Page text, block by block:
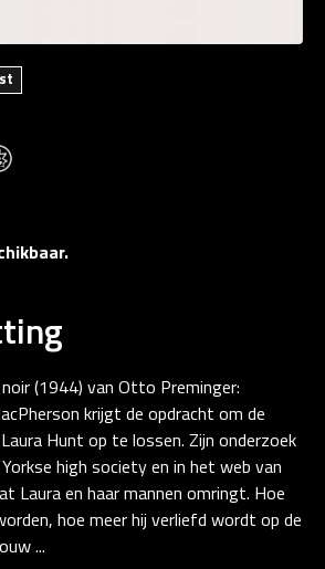
(1944) van Otto Preminger:
krijgt de opdracht om de
Hunt op te lossen. Zijn onderzoek
high society en in het web van
Laura en haar mannen omringt. Hoe
hoe meer hij verliefd wordt op de
...